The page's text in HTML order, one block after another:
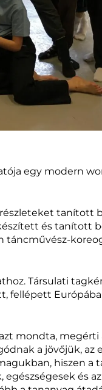
egy modern
tanított
és tanított
táncművész-
Társulati
mondta,
a jövőjük, az
hiszen a
és